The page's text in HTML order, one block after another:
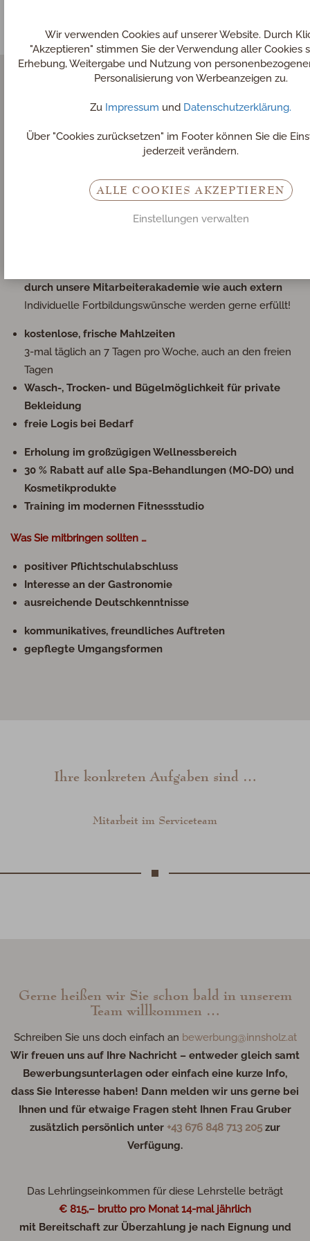
Wir bieten Ihnen …
großzügige Entlohnung
eine abwechslungsreiche Tätigkeit in unserem jungen,
dynamischen Team
positive, familiäre Arbeitsatmosphäre
Lehrverhältnis | Ausbildungsdauer: 3 Jahre
durch unsere Mitarbeiterakademie wie auch extern
Individuelle Fortbildungswünsche werden gerne erfüllt!
kostenlose, frische Mahlzeiten
3-mal täglich an 7 Tagen pro Woche, auch an den freien
Tagen
Wasch-, Trocken- und Bügelmöglichkeit für private
Bekleidung
freie Logis bei Bedarf
Erholung im großzügigen Wellnessbereich
30 % Rabatt auf alle Spa-Behandlungen (MO-DO) und
Kosmetikprodukte
Training im modernen Fitnessstudio
Was Sie mitbringen sollten …
positiver Pflichtschulabschluss
Interesse an der Gastronomie
ausreichende Deutschkenntnisse
kommunikatives, freundliches Auftreten
gepflegte Umgangsformen
Ihre konkreten Aufgaben sind …
Mitarbeit im Serviceteam
Gerne heißen wir Sie schon bald in unserem
Team willkommen …
Schreiben Sie uns doch einfach an bewerbung@innsholz.at
Wir freuen uns auf Ihre Nachricht – entweder gleich samt
Bewerbungsunterlagen oder einfach eine kurze Info,
dass Sie Interesse haben! Dann melden wir uns gerne bei
Ihnen und für etwaige Fragen steht Ihnen Frau Gruber
zusätzlich persönlich unter +43 676 848 713 205 zur
Verfügung.
Das Lehrlingseinkommen für diese Lehrstelle beträgt
€ 815,– brutto pro Monat 14-mal jährlich
mit Bereitschaft zur Überzahlung je nach Eignung und
Wir verwenden Cookies auf unserer Website. Durch
"Akzeptieren" stimmen Sie der Verwendung aller Cookies
Erhebung, Weitergabe und Nutzung von
Personalisierung von Werbeanzeigen zu.
Zu Impressum und Datenschutzerklärung.
Über "Cookies zurücksetzen" im Footer können Sie die
jederzeit verändern.
ALLE COOKIES AKZEPTIEREN
Einstellungen verwalten